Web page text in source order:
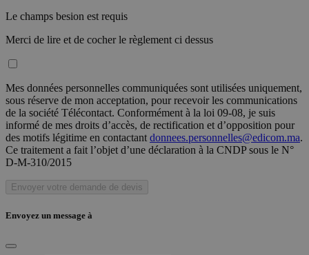
Le champs besion est requis
Merci de lire et de cocher le règlement ci dessus
Mes données personnelles communiquées sont utilisées uniquement,
sous réserve de mon acceptation, pour recevoir les communications
de la société Télécontact. Conformément à la loi 09-08, je suis
informé de mes droits d’accès, de rectification et d’opposition pour
des motifs légitime en contactant donnees.personnelles@edicom.ma.
Ce traitement a fait l’objet d’une déclaration à la CNDP sous le N°
D-M-310/2015
Envoyer votre demande de devis
Envoyez un message à